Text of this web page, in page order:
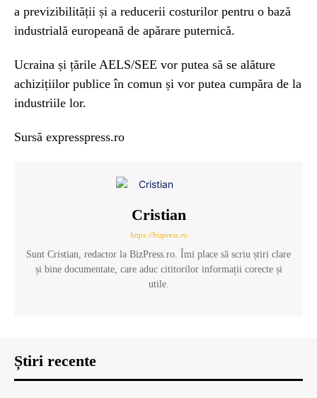
a previzibilității și a reducerii costurilor pentru o bază
industrială europeană de apărare puternică.
Ucraina și țările AELS/SEE vor putea să se alăture
achizițiilor publice în comun și vor putea cumpăra de la
industriile lor.
Sursă expresspress.ro
Cristian
https://bizpress.ro
Sunt Cristian, redactor la BizPress.ro. Îmi place să scriu știri clare
și bine documentate, care aduc cititorilor informații corecte și
utile.
Știri recente